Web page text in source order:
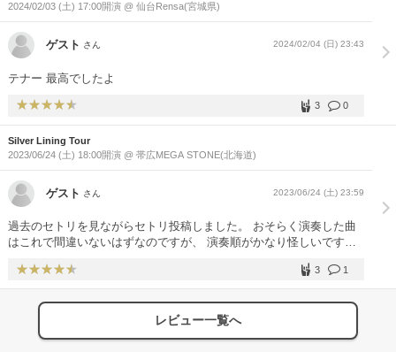
2024/02/03 (土) 17:00開演 @ 仙台Rensa(宮城県)
ゲスト さん 2024/02/04 (日) 23:43
テナー ️最高でしたよ ️
0
3
Silver Lining Tour
2023/06/24 (土) 18:00開演 @ 帯広MEGA STONE(北海道)
ゲスト さん 2023/06/24 (土) 23:59
過去のセトリを見ながらセトリ投稿しました。 おそらく演奏した曲
はこれで間違いないはずなのですが、 演奏順がかなり怪しいです…
1
3
レビュー一覧へ